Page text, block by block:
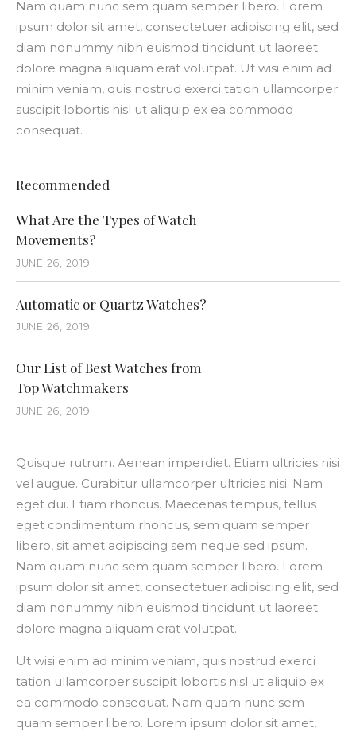
Nam quam nunc sem quam semper libero. Lorem
ipsum dolor sit amet, consectetuer adipiscing elit, sed
diam nonummy nibh euismod tincidunt ut laoreet
dolore magna aliquam erat volutpat. Ut wisi enim ad
minim veniam, quis nostrud exerci tation ullamcorper
suscipit lobortis nisl ut aliquip ex ea commodo
consequat.
Recommended
What Are the Types of Watch
Movements?
JUNE 26, 2019
Automatic or Quartz Watches?
JUNE 26, 2019
Our List of Best Watches from
Top Watchmakers
JUNE 26, 2019
Quisque rutrum. Aenean imperdiet. Etiam ultricies nisi
vel augue. Curabitur ullamcorper ultricies nisi. Nam
eget dui. Etiam rhoncus. Maecenas tempus, tellus
eget condimentum rhoncus, sem quam semper
libero, sit amet adipiscing sem neque sed ipsum.
Nam quam nunc sem quam semper libero. Lorem
ipsum dolor sit amet, consectetuer adipiscing elit, sed
diam nonummy nibh euismod tincidunt ut laoreet
dolore magna aliquam erat volutpat.
Ut wisi enim ad minim veniam, quis nostrud exerci
tation ullamcorper suscipit lobortis nisl ut aliquip ex
ea commodo consequat. Nam quam nunc sem
quam semper libero. Lorem ipsum dolor sit amet,